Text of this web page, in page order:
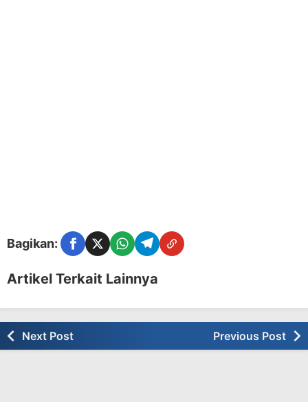
Bagikan: FacebookTwitterWhatsAppTelegramCopy Link
Artikel Terkait Lainnya
Next Post Previous Post